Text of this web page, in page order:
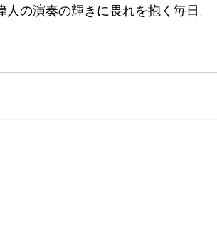
の演奏の輝きに畏れを抱く毎日。